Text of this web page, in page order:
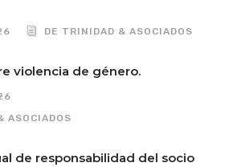
DE TRINIDAD & ASOCIADOS
violencia de género.
ASOCIADOS
de responsabilidad del socio